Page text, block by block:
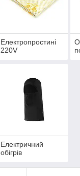
Електропростині
220V
Електричний
обігрів